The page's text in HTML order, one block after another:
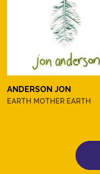
ANDERSON JON
EARTH MOTHER EARTH